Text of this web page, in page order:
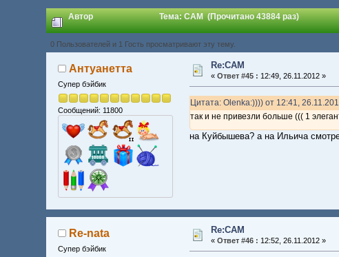
Автор Тема: CAM (Прочитано 43884 раз)
0 Пользователей и 1 Гость просматривают эту тему.
Антуанетта
Супер бэйбик
Сообщений: 11800
Re:CAM
« Ответ #45 : 12:49, 26.11.2012 »
Цитата: Olenka:)))) от 12:41,
так и не привезли больше ((( 1
на Куйбышева? а на Ильича
Re-nata
Супер бэйбик
Re:CAM
« Ответ #46 : 12:52, 26.11.2012 »